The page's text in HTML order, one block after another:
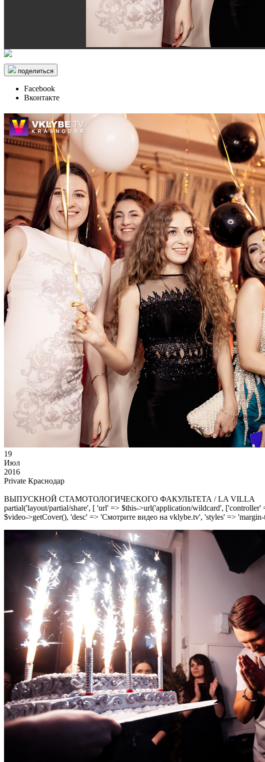
поделиться
Facebook
Вконтакте
19
Июл
2016
Private Краснодар
ВЫПУСКНОЙ СТАМОТОЛОГИЧЕСКОГО ФАКУЛЬТЕТА / LA VILLA
partial('layout/partial/share', [ 'url' => $this->url('application/wildcard',
$video->getCover(), 'desc' => 'Смотрите видео на vklybe.tv', 'styles' =>